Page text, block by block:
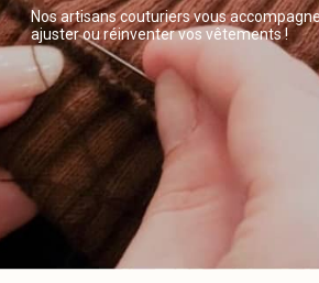
Nos artisans couturiers vous
ajuster ou réinventer vos vêtements !